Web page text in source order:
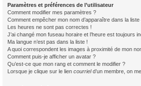
Paramètres et préférences de l’utilisateur
Comment modifier mes paramètres ?
Comment empêcher mon nom d’apparaître dans la
Les heures ne sont pas correctes !
J’ai changé mon fuseau horaire et l’heure est toujours
Ma langue n’est pas dans la liste !
A quoi correspondent les images à proximité de mon
Comment puis-je afficher un avatar ?
Qu’est-ce que mon rang et comment le modifier ?
Lorsque je clique sur le lien courrield’un membre, on